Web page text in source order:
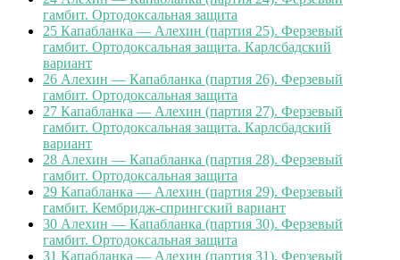
гамбит. Ортодоксальная защита
25 Капабланка — Алехин (партия 25). Ферзевый
гамбит. Ортодоксальная защита. Карлсбадский
вариант
26 Алехин — Капабланка (партия 26). Ферзевый
гамбит. Ортодоксальная защита
27 Капабланка — Алехин (партия 27). Ферзевый
гамбит. Ортодоксальная защита. Карлсбадский
вариант
28 Алехин — Капабланка (партия 28). Ферзевый
гамбит. Ортодоксальная защита
29 Капабланка — Алехин (партия 29). Ферзевый
гамбит. Кембридж-спрингский вариант
30 Алехин — Капабланка (партия 30). Ферзевый
гамбит. Ортодоксальная защита
31 Капабланка — Алехин (партия 31). Ферзевый